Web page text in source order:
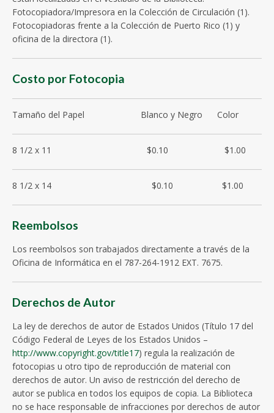
Fotocopiadora/Impresora en la Colección de Circulación (1).
Fotocopiadoras frente a la Colección de Puerto Rico (1) y
oficina de la directora (1).
Costo por Fotocopia
Tamaño del Papel Blanco y Negro Color
8 1/2 x 11 $0.10 $1.00
8 1/2 x 14 $0.10 $1.00
Reembolsos
Los reembolsos son trabajados directamente a través de la
Oficina de Informática en el 787-264-1912 EXT. 7675.
Derechos de Autor
La ley de derechos de autor de Estados Unidos (Título 17 del
Código Federal de Leyes de los Estados Unidos –
http://www.copyright.gov/title17) regula la realización de
fotocopias u otro tipo de reproducción de material con
derechos de autor. Un aviso de restricción del derecho de
autor se publica en todos los equipos de copia. La Biblioteca
no se hace responsable de infracciones por derechos de autor